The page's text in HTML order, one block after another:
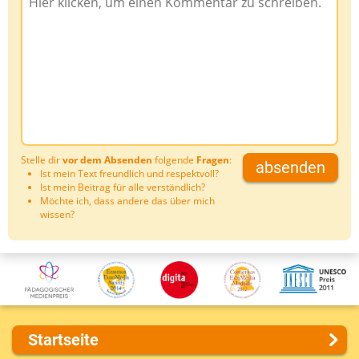
Stelle dirvor dem Absenden folgende Fragen:
Ist mein Text freundlich und respektvoll?
Ist mein Beitrag für alle verständlich?
Möchte ich, dass andere das über mich
wissen?
absenden
Startseite